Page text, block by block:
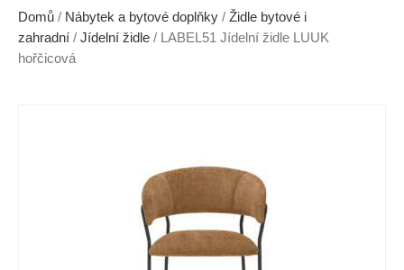
Domů / Nábytek a bytové doplňky / Židle bytové i
zahradní / Jídelní židle / LABEL51 Jídelní židle LUUK
hořčicová